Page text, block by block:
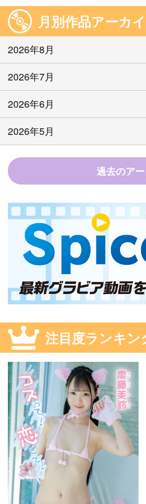
月別作品アーカ
2026年8月
2026年7月
2026年6月
2026年5月
過去のア
注目度ランキン